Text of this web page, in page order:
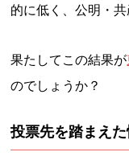
的に低く、公明・
果たしてこの結果が
のでしょうか？
投票先を踏まえ